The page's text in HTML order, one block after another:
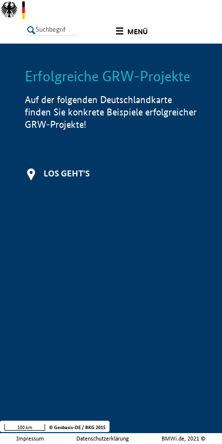
MENÜ
LISTE Info
Erfolgreiche GRW-Projekte
Auf der folgenden Deutschlandkarte
finden Sie konkrete Beispiele erfolgreicher
GRW-Projekte!
LOS GEHT'S
Impressum Datenschutzerklärung BMWi.de, 2021 ©
100 km © Geobasis-DE / BKG 2015